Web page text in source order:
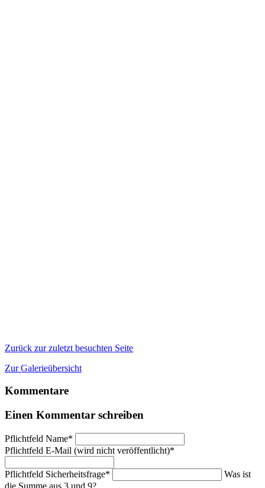
Zurück zur zuletzt besuchten Seite
Zur Galerieübersicht
Kommentare
Einen Kommentar schreiben
Pflichtfeld Name*
Pflichtfeld E-Mail (wird nicht veröffentlicht)*
Pflichtfeld Sicherheitsfrage*
Was ist
die Summe aus 3 und 9?